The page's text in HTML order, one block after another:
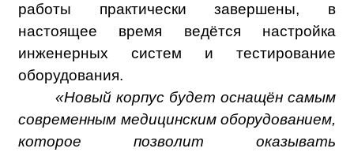
работы практически завершены, в
настоящее время ведётся настройка
инженерных систем и тестирование
оборудования.
«Новый корпус будет оснащён самым
современным медицинским оборудованием,
которое позволит оказывать